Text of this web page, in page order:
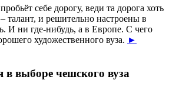
себе дорогу, веди та дорога хоть
талант, и решительно настроены в
И ни где-нибудь, а в Европе. С чего
художественного вуза. ►
выборе чешского вуза